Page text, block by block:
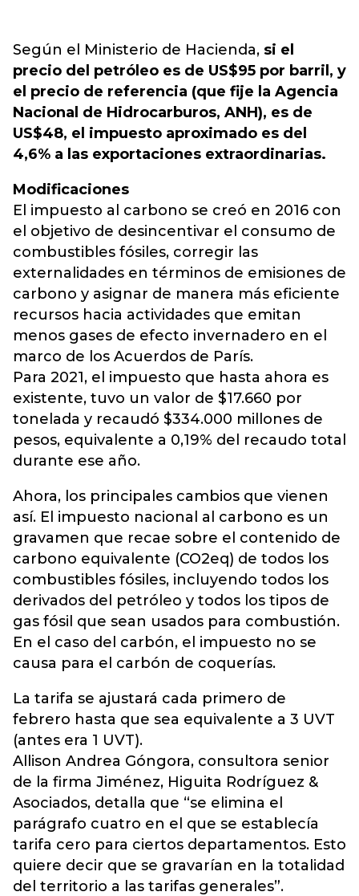
Según el Ministerio de Hacienda, si el
precio del petróleo es de US$95 por barril, y
el precio de referencia (que fije la Agencia
Nacional de Hidrocarburos, ANH), es de
US$48, el impuesto aproximado es del
4,6% a las exportaciones extraordinarias.
Modificaciones
El impuesto al carbono se creó en 2016 con
el objetivo de desincentivar el consumo de
combustibles fósiles, corregir las
externalidades en términos de emisiones de
carbono y asignar de manera más eficiente
recursos hacia actividades que emitan
menos gases de efecto invernadero en el
marco de los Acuerdos de París.
Para 2021, el impuesto que hasta ahora es
existente, tuvo un valor de $17.660 por
tonelada y recaudó $334.000 millones de
pesos, equivalente a 0,19% del recaudo total
durante ese año.
Ahora, los principales cambios que vienen
así. El impuesto nacional al carbono es un
gravamen que recae sobre el contenido de
carbono equivalente (CO2eq) de todos los
combustibles fósiles, incluyendo todos los
derivados del petróleo y todos los tipos de
gas fósil que sean usados para combustión.
En el caso del carbón, el impuesto no se
causa para el carbón de coquerías.
La tarifa se ajustará cada primero de
febrero hasta que sea equivalente a 3 UVT
(antes era 1 UVT).
Allison Andrea Góngora, consultora senior
de la firma Jiménez, Higuita Rodríguez &
Asociados, detalla que “se elimina el
parágrafo cuatro en el que se establecía
tarifa cero para ciertos departamentos. Esto
quiere decir que se gravarían en la totalidad
del territorio a las tarifas generales”.